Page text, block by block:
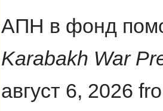
АПН в фонд
Karabakh War
август 6, 2026